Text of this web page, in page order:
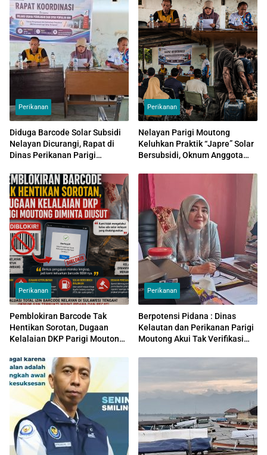
Perikanan
Diduga Barcode Solar Subsidi
Nelayan Dicurangi, Rapat di
Dinas Perikanan Parigi
Praktik “Aspal”
Perikanan
Nelayan Parigi Moutong
Keluhkan Praktik “Japre” Solar
Bersubsidi, Oknum Anggota
Solar Subsidi
Perikanan
Pemblokiran Barcode Tak
Hentikan Sorotan, Dugaan
Kelalaian DKP Parigi Moutong
Perikanan
Berpotensi Pidana : Dinas
Kelautan dan Perikanan Parigi
Moutong Akui Tak Verifikasi